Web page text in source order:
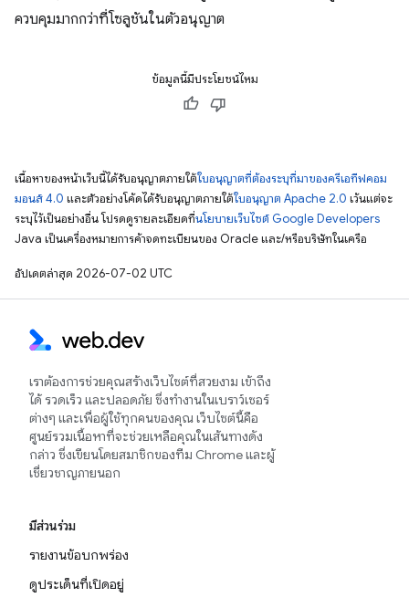
ควบคุมมากกว่าที่โซลูชันในตัวอนุญาต
ข้อมูลนี้มีประโยชน์ไหม
เนื้อหาของหน้าเว็บนี้ได้รับอนุญาตภายใต้ใบอนุญาตที่ต้องระบุที่มาของครีเอทีฟคอม
มอนส์ 4.0 และตัวอย่างโค้ดได้รับอนุญาตภายใต้ใบอนุญาต Apache 2.0 เว้นแต่จะ
ระบุไว้เป็นอย่างอื่น โปรดดูรายละเอียดที่นโยบายเว็บไซต์ Google Developers
Java เป็นเครื่องหมายการค้าจดทะเบียนของ Oracle และ/หรือบริษัทในเครือ
อัปเดตล่าสุด 2026-07-02 UTC
เราต้องการช่วยคุณสร้างเว็บไซต์ที่สวยงาม เข้าถึง
ได้ รวดเร็ว และปลอดภัย ซึ่งทำงานในเบราว์เซอร์
ต่างๆ และเพื่อผู้ใช้ทุกคนของคุณ เว็บไซต์นี้คือ
ศูนย์รวมเนื้อหาที่จะช่วยเหลือคุณในเส้นทางดัง
กล่าว ซึ่งเขียนโดยสมาชิกของทีม Chrome และผู้
เชี่ยวชาญภายนอก
มีส่วนร่วม
รายงานข้อบกพร่อง
ดูประเด็นที่เปิดอยู่